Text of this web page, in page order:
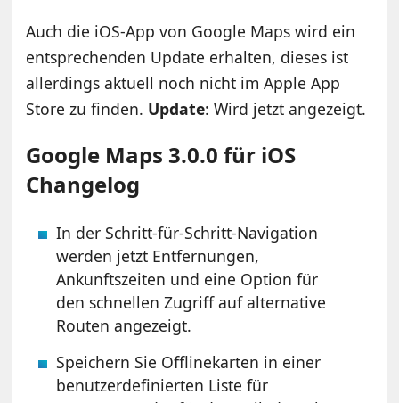
Auch die iOS-App von Google Maps wird ein
entsprechenden Update erhalten, dieses ist
allerdings aktuell noch nicht im Apple App
Store zu finden. Update: Wird jetzt angezeigt.
Google Maps 3.0.0 für iOS
Changelog
In der Schritt-für-Schritt-Navigation
werden jetzt Entfernungen,
Ankunftszeiten und eine Option für
den schnellen Zugriff auf alternative
Routen angezeigt.
Speichern Sie Offlinekarten in einer
benutzerdefinierten Liste für